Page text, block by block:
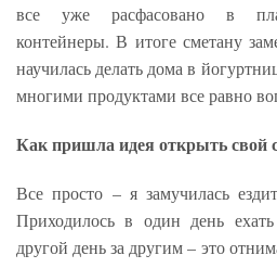
все уже расфасовано в
контейнеры. В итоге сметану
научилась делать дома в
многими продуктами все равно
Как пришла идея открыть свой
Все просто – я замучилась
Приходилось в один день
другой день за другим – это